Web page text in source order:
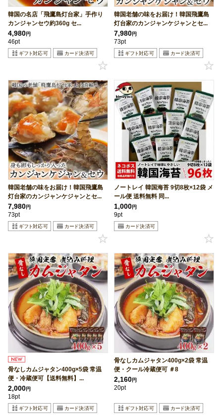
韓国の名店「飛鷹島灯台家」手作り
カンジャンセウ約360g セ...
4,980円
46pt
韓国老舗の味をお届け！韓国飛鷹島
灯台家のカンジャンケジャンとセ...
7,980円
73pt
韓国老舗の味をお届け！韓国飛鷹島
灯台家のカンジャンケジャンとセ...
7,980円
73pt
ノートレイ 韓国海苔 9切8枚×12袋 メ
ール便 送料無料 同...
1,000円
9pt
骨なしカムジャタン400g×5袋 常温
便・冷蔵便可【送料無料】...
2,000円
18pt
骨なしカムジャタン400g×2袋 常温
便・クール冷蔵便可 ＃8
2,160円
20pt